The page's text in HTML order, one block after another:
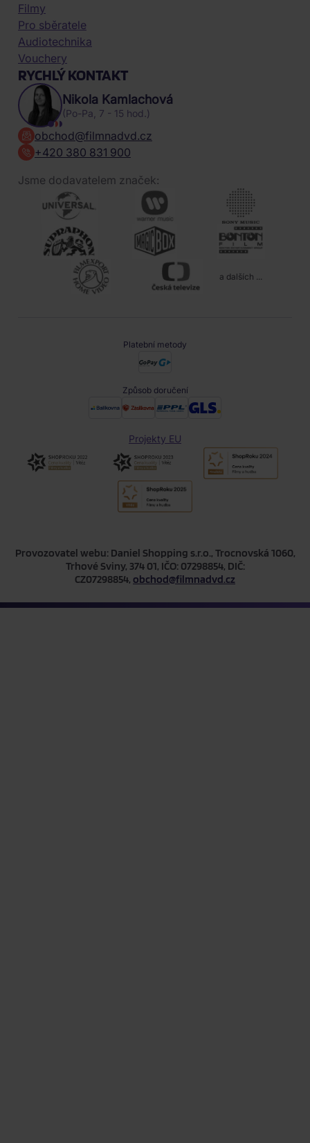
Filmy
Pro sběratele
Audiotechnika
Vouchery
RYCHLÝ KONTAKT
Nikola Kamlachová
(Po-Pa, 7 - 15 hod.)
obchod@filmnadvd.cz
+420 380 831 900
Jsme dodavatelem značek:
a dalších ...
Platební metody
Způsob doručení
Projekty EU
Provozovatel webu: Daniel Shopping s.r.o., Trocnovská 1060,
Trhové Sviny, 374 01, IČO: 07298854, DIČ:
CZ07298854, obchod@filmnadvd.cz